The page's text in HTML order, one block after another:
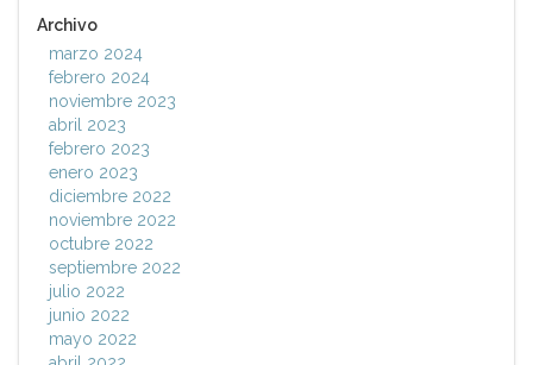
Archivo
marzo 2024
febrero 2024
noviembre 2023
abril 2023
febrero 2023
enero 2023
diciembre 2022
noviembre 2022
octubre 2022
septiembre 2022
julio 2022
junio 2022
mayo 2022